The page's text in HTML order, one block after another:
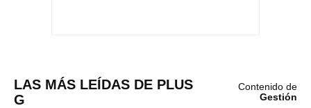
LAS MÁS LEÍDAS DE PLUS
G
Contenido de
Gestión